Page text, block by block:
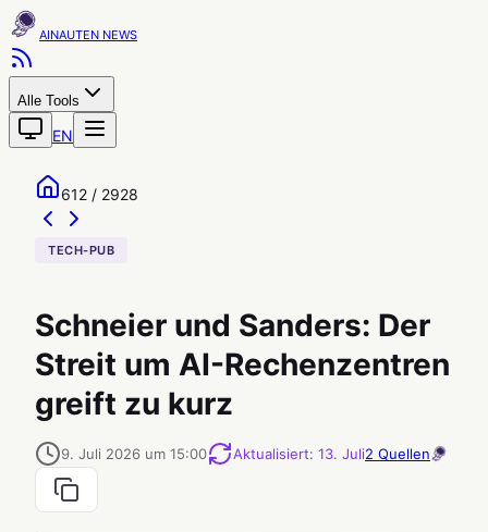
AINAUTEN
Alle Tools
EN
612 / 2928
TECH-PUB
Schneier und Sanders: Der
Streit um AI-Rechenzentren
greift zu kurz
9. Juli 2026 um 15:00 Aktualisiert: 13. Juli2 Quellen